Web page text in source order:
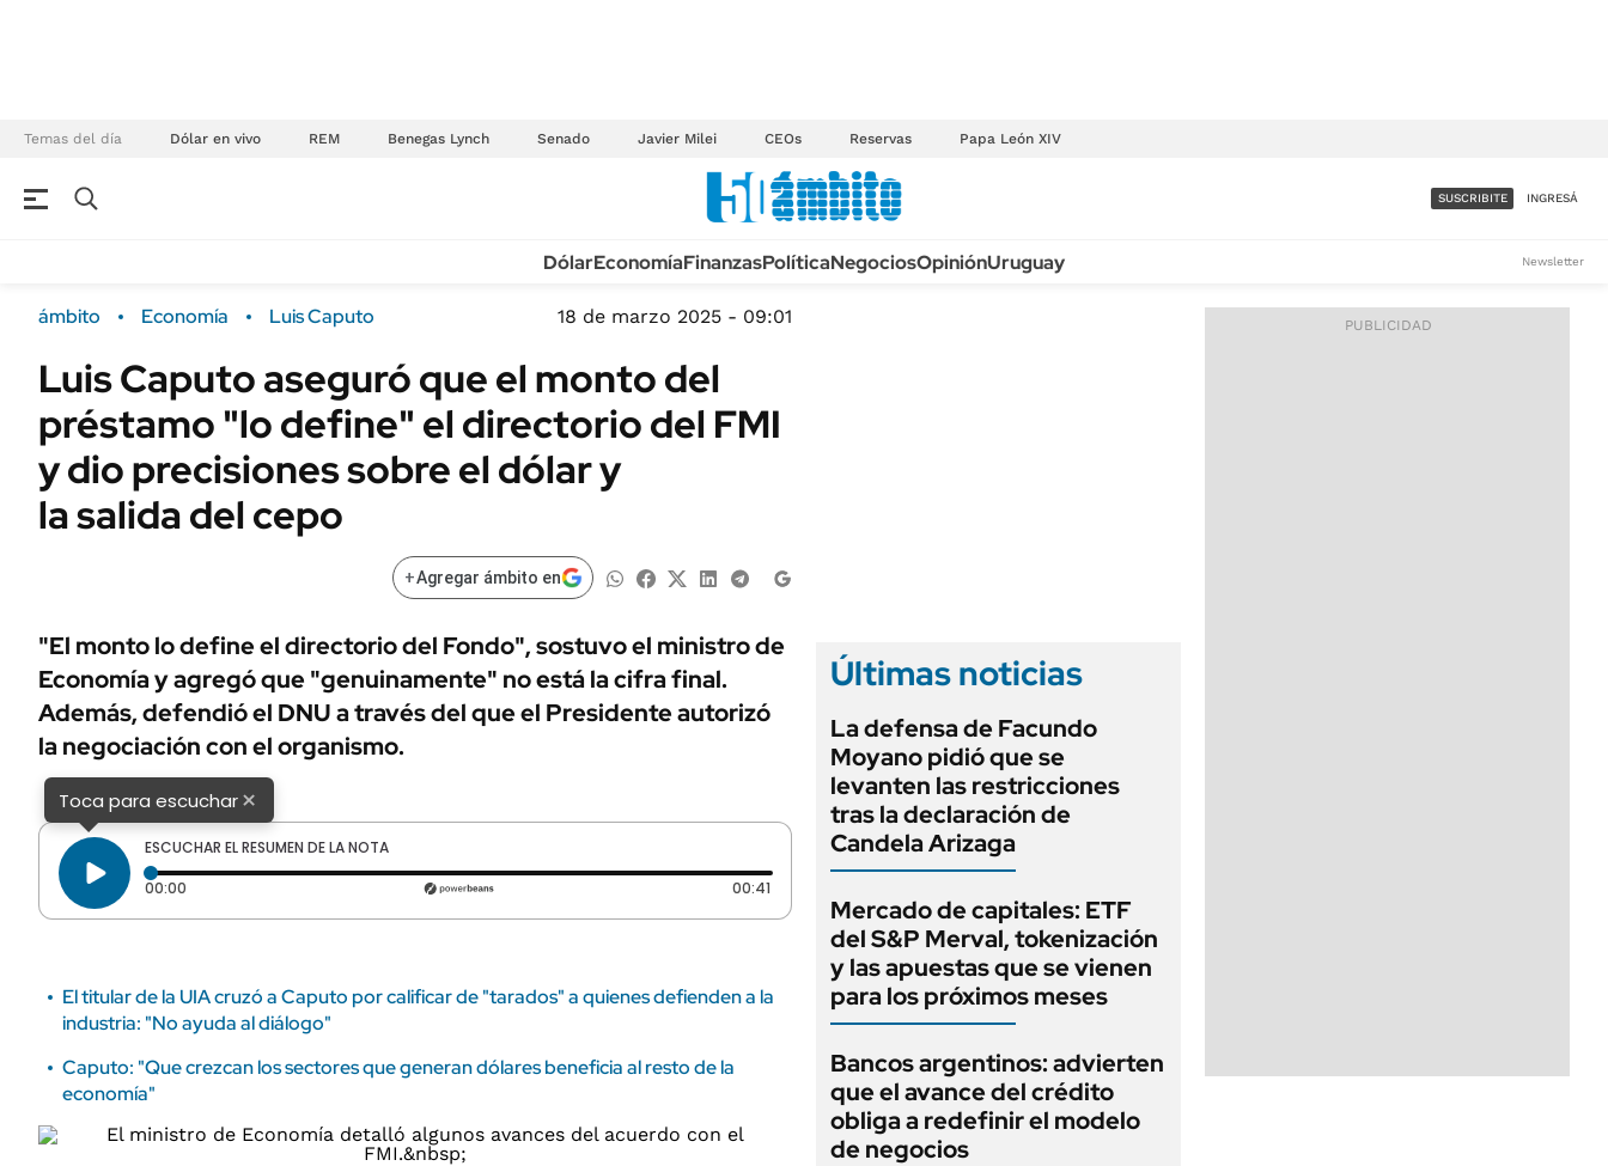
Temas del día Dólar en vivo REM Benegas Lynch Senado Javier Milei CEOs Reservas Papa León XIV
Campo
FINANZAS
Dólar
Mercados
Real Estate
Sustentabilidad
Seguros
POLÍTICA
Nacional
Municipios
TECNOLOGÍA
MÉXICO
MUNDO
INFORMACIÓN GENERAL
AUTOS
ACCESO FULL - $1.800/MES
SUSCRIBITE INGRESÁ
DólarEconomíaFinanzasPolíticaNegociosOpiniónUruguay Newsletter
ámbito Economía Luis Caputo 18 de marzo 2025 - 09:01
Luis Caputo aseguró que el monto del
préstamo "lo define" el directorio del FMI
y dio precisiones sobre el dólar y
la salida del cepo
+Agregar ámbito en
"El monto lo define el directorio del Fondo", sostuvo el ministro de
Economía y agregó que "genuinamente" no está la cifra final.
Además, defendió el DNU a través del que el Presidente autorizó
la negociación con el organismo.
Toca para escuchar×
ESCUCHAR EL RESUMEN DE LA NOTA
00:00 Tiempo transcurrido: 0 segundos 00:41
El titular de la UIA cruzó a Caputo por calificar de "tarados" a quienes defienden a la
industria: "No ayuda al diálogo"
Caputo: "Que crezcan los sectores que generan dólares beneficia al resto de la
economía"
Últimas noticias
La defensa de Facundo
Moyano pidió que se
levanten las restricciones
tras la declaración de
Candela Arizaga
Mercado de capitales: ETF
del S&P Merval, tokenización
y las apuestas que se vienen
para los próximos meses
Bancos argentinos: advierten
que el avance del crédito
obliga a redefinir el modelo
de negocios